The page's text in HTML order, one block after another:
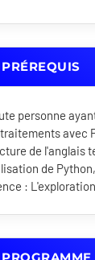
PRÉREQUIS
personne
avec
de l'anglais
de
: